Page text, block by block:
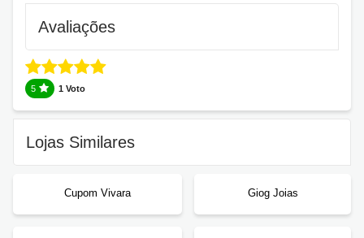
Avaliações
5 1 Voto
Lojas Similares
Cupom Vivara Giog Joias